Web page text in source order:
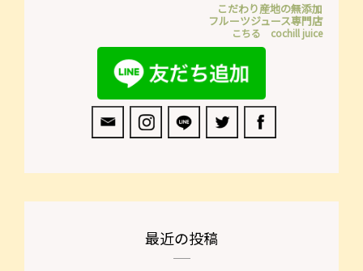
こだわり産地の無添加
フルーツジュース専門店
こちる cochill juice
最近の投稿